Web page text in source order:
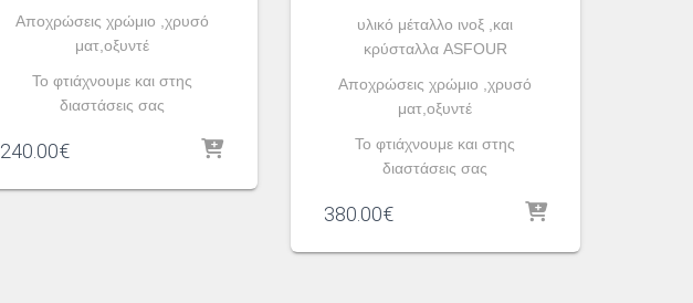
Aποχρώσεις χρώμιο ,χρυσό
ματ,οξυντέ
To φτιάχνουμε και στης
διαστάσεις σας
240.00€
υλικό μέταλλο ινοξ ,και
κρύσταλλα ASFOUR
Aποχρώσεις χρώμιο ,χρυσό
ματ,οξυντέ
To φτιάχνουμε και στης
διαστάσεις σας
380.00€